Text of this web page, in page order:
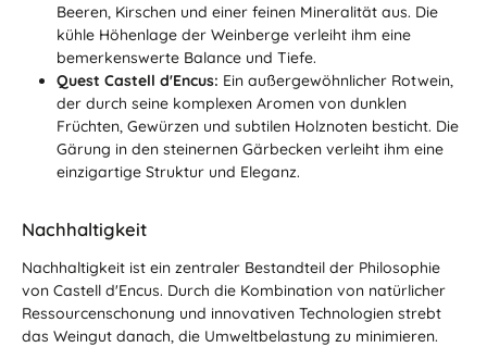
Beeren, Kirschen und einer feinen Mineralität aus. Die
kühle Höhenlage der Weinberge verleiht ihm eine
bemerkenswerte Balance und Tiefe.
Quest Castell d'Encus: Ein außergewöhnlicher Rotwein,
der durch seine komplexen Aromen von dunklen
Früchten, Gewürzen und subtilen Holznoten besticht. Die
Gärung in den steinernen Gärbecken verleiht ihm eine
einzigartige Struktur und Eleganz.
Nachhaltigkeit
Nachhaltigkeit ist ein zentraler Bestandteil der Philosophie
von Castell d'Encus. Durch die Kombination von natürlicher
Ressourcenschonung und innovativen Technologien strebt
das Weingut danach, die Umweltbelastung zu minimieren.